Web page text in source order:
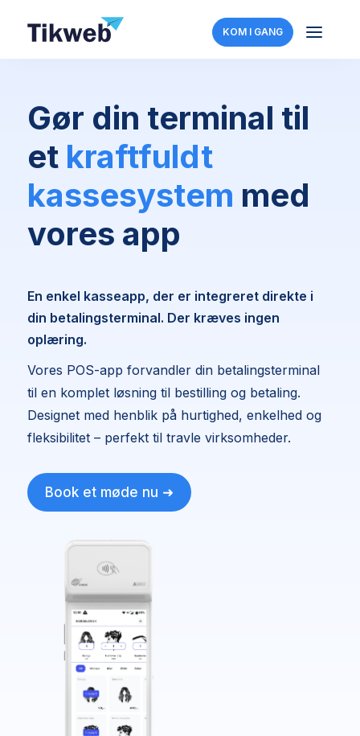
KOM I GANG a
Gør din terminal til
et kraftfuldt
kassesystem med
vores app
En enkel kasseapp, der er integreret direkte i
din betalingsterminal. Der kræves ingen
oplæring.
Vores POS-app forvandler din betalingsterminal
til en komplet løsning til bestilling og betaling.
Designet med henblik på hurtighed, enkelhed og
fleksibilitet – perfekt til travle virksomheder.
Book et møde nu ➜